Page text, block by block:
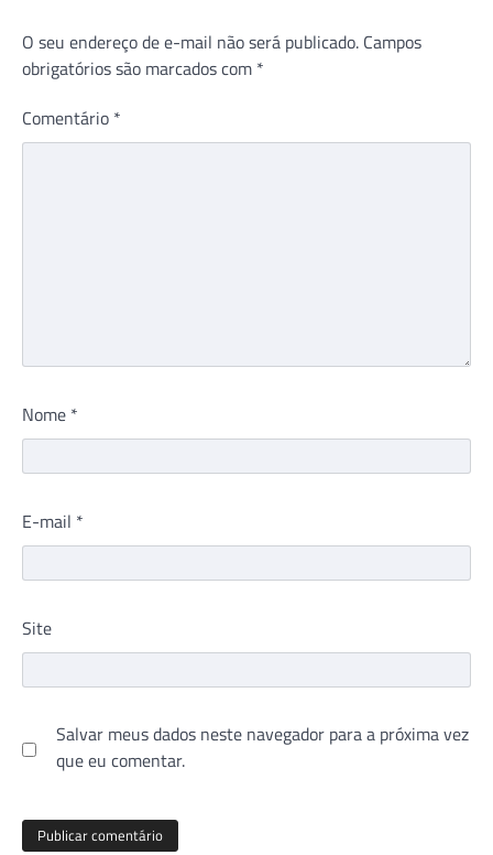
O seu endereço de e-mail não será publicado. Campos
obrigatórios são marcados com *
Comentário *
Nome *
E-mail *
Site
Salvar meus dados neste navegador para a próxima vez
que eu comentar.